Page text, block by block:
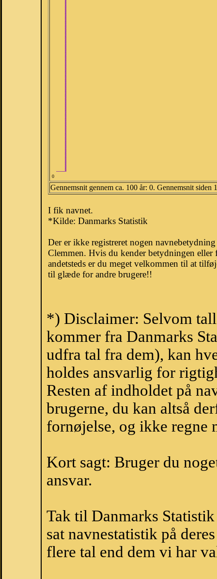
0
Gennemsnit gennem ca. 100 år: 0. Gennemsnit siden
I fik navnet.
*Kilde: Danmarks Statistik
Der er ikke registreret nogen
Clemmen. Hvis du kender betydningen eller
andetsteds er du meget velkommen til at
til glæde for andre brugere!!
*) Disclaimer: Selvom
kommer fra Danmarks
udfra tal fra dem), kan
holdes ansvarlig for
Resten af indholdet på
brugerne, du kan altså
fornøjelse, og ikke regne
Kort sagt: Bruger du
ansvar.
Tak til Danmarks
sat navnestatistik på
flere tal end dem vi har